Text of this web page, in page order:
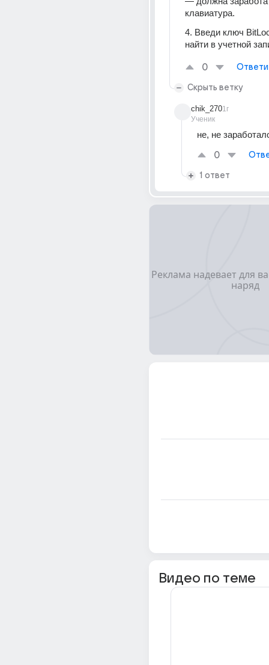
клавиатура.
4. Введи ключ
найти в учетной
0
Скрыть ветку
chik_270
Ученик
1г
не, не
0
1 ответ
Видео по теме